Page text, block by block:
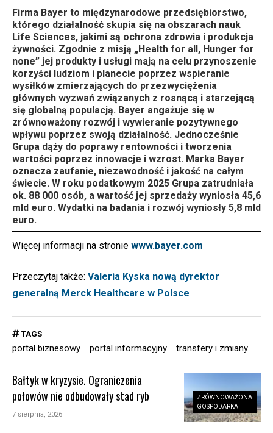
Firma Bayer to międzynarodowe przedsiębiorstwo,
którego działalność skupia się na obszarach nauk
Life Sciences, jakimi są ochrona zdrowia i produkcja
żywności. Zgodnie z misją „Health for all, Hunger for
none” jej produkty i usługi mają na celu przynoszenie
korzyści ludziom i planecie poprzez wspieranie
wysiłków zmierzających do przezwyciężenia
głównych wyzwań związanych z rosnącą i starzejącą
się globalną populacją. Bayer angażuje się w
zrównoważony rozwój i wywieranie pozytywnego
wpływu poprzez swoją działalność. Jednocześnie
Grupa dąży do poprawy rentowności i tworzenia
wartości poprzez innowacje i wzrost. Marka Bayer
oznacza zaufanie, niezawodność i jakość na całym
świecie. W roku podatkowym 2025 Grupa zatrudniała
ok. 88 000 osób, a wartość jej sprzedaży wyniosła 45,6
mld euro. Wydatki na badania i rozwój wyniosły 5,8 mld
euro.
Więcej informacji na stronie www.bayer.com
Przeczytaj także: Valeria Kyska nową dyrektor
generalną Merck Healthcare w Polsce
TAGS
portal biznesowy portal informacyjny transfery i zmiany
ZRÓWNOWAŻONA
GOSPODARKA
Bałtyk w kryzysie. Ograniczenia
połowów nie odbudowały stad ryb
7 sierpnia, 2026